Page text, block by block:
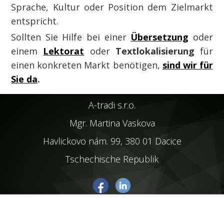
Sprache, Kultur oder Position dem Zielmarkt
entspricht.
Sollten Sie Hilfe bei einer Übersetzung oder
einem Lektorat oderTextlokalisierung für
einen konkreten Markt benötigen, sind wir für
Sie da.
A-tradi s.r.o.
Mgr. Martina Vaskova
Havlickovo nám. 99, 380 01 Dacice
Tschechische Republik